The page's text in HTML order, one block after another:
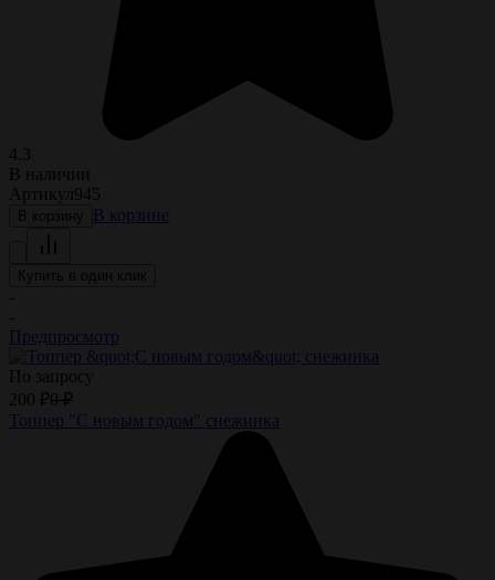
4.3
В наличии
Артикул 945
В корзину В корзине
Купить в один клик
-
-
Предпросмотр
По запросу
200 ₽0 ₽
Топпер "С новым годом" снежинка